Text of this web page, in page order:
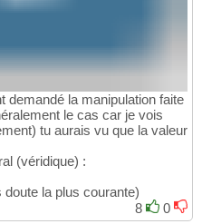
demandé la manipulation faite
le cas car je vois
tu aurais vu que la valeur
(véridique) :
la plus courante)
8
0